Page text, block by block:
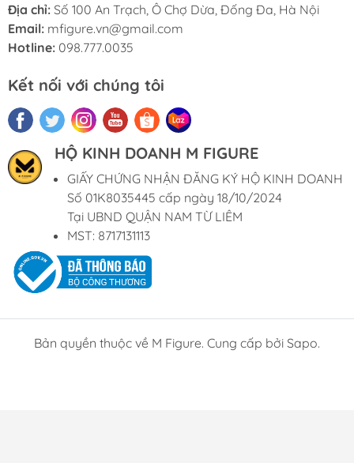
Địa chỉ: Số 100 An Trạch, Ô Chợ Dừa, Đống Đa, Hà Nội
Email: mfigure.vn@gmail.com
Hotline: 098.777.0035
Kết nối với chúng tôi
HỘ KINH DOANH M FIGURE
GIẤY CHỨNG NHẬN ĐĂNG KÝ HỘ KINH DOANH
Số 01K8035445 cấp ngày 18/10/2024
Tại UBND QUẬN NAM TỪ LIÊM
MST: 8717131113
Bản quyền thuộc về M Figure. Cung cấp bởi Sapo.